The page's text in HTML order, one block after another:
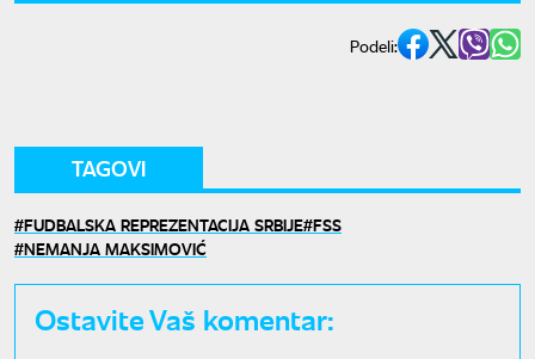
Podeli:
TAGOVI
FUDBALSKA REPREZENTACIJA SRBIJE FSS
NEMANJA MAKSIMOVIĆ
Ostavite Vaš komentar: